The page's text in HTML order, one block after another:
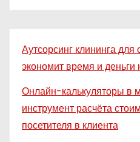
Аутсорсинг клининга для
экономит время и деньги
Онлайн-калькуляторы в
инструмент расчёта
посетителя в клиента